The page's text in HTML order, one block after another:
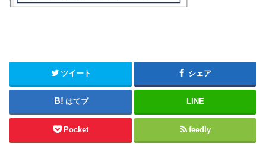
ツイート シェア
はてブ LINE
Pocket feedly